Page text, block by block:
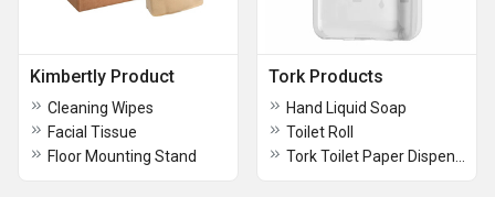
Kimbertly Product
Cleaning Wipes
Facial Tissue
Floor Mounting Stand
Tork Products
Hand Liquid Soap
Toilet Roll